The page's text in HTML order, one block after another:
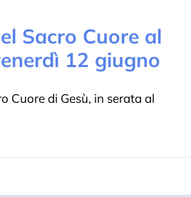
Sacro Cuore al
12 giugno
Cuore di Gesù, in serata al